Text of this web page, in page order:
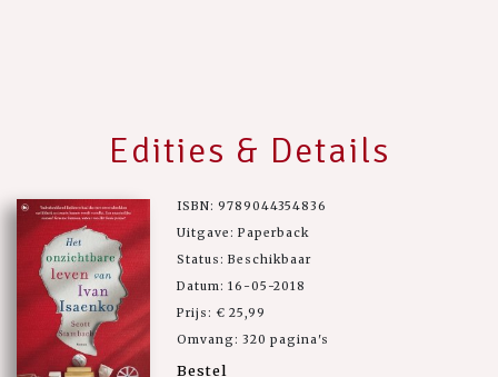
Edities & Details
ISBN: 9789044354836
Uitgave: Paperback
Status: Beschikbaar
Datum: 16-05-2018
Prijs: € 25,99
Omvang: 320 pagina's
Bestel